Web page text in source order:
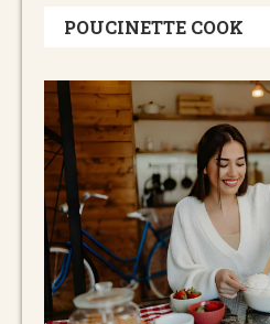
POUCINETTE COOK